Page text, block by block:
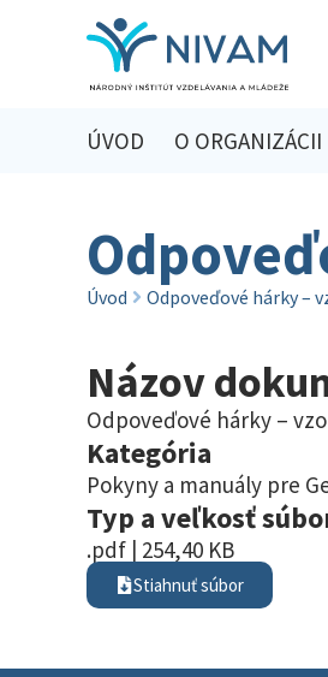
ÚVOD O ORGANIZÁCII
Úvod Odpoveďové hárky –
Názov
Odpoveďové hárky –
Kategória
Pokyny a manuály pre
Typ a veľkosť
.pdf | 254,40 KB
Stiahnuť súbor